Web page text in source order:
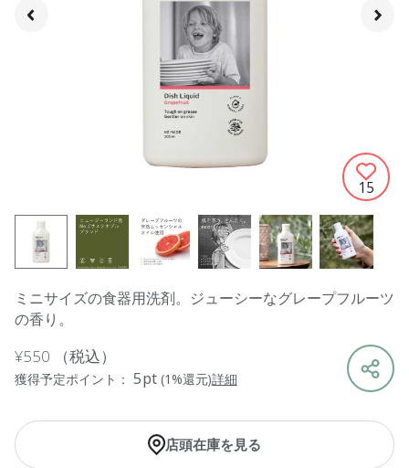
15
ミニサイズの食器用洗剤。ジューシーなグレープフルーツ
の香り。
¥550 （税込）
獲得予定ポイント： 5pt (1%還元)詳細
店頭在庫を見る